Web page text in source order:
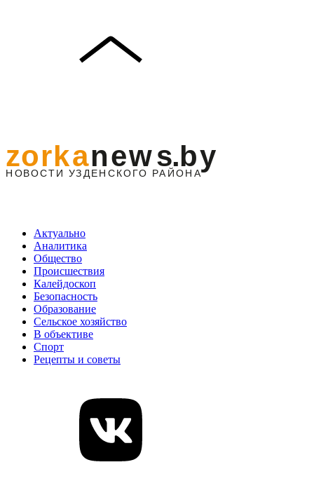
Актуально
Аналитика
Общество
Происшествия
Калейдоскоп
Безопасность
Образование
Сельское хозяйство
В объективе
Спорт
Рецепты и советы